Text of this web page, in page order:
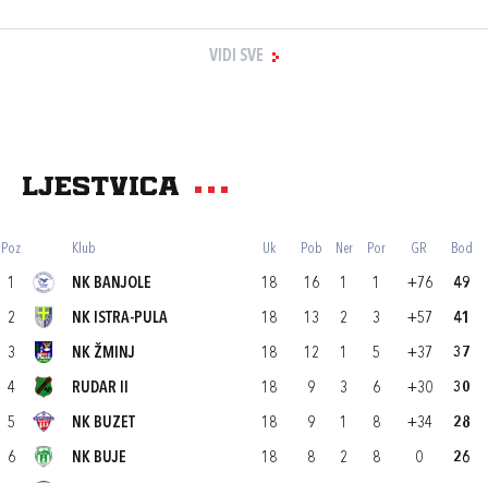
VIDI SVE
Ljestvica
Poz Klub Uk Pob Ner Por GR Bod
1 NK BANJOLE 18 16 1 1 +76 49
2 NK ISTRA-PULA 18 13 2 3 +57 41
3 NK ŽMINJ 18 12 1 5 +37 37
4 RUDAR II 18 9 3 6 +30 30
5 NK BUZET 18 9 1 8 +34 28
6 NK BUJE 18 8 2 8 0 26